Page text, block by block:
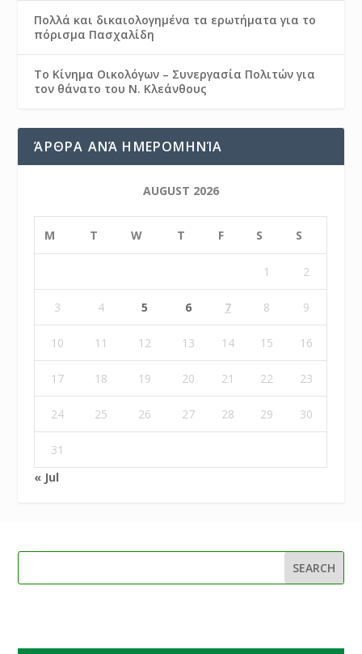
Πολλά και δικαιολογημένα τα ερωτήματα για το
πόρισμα Πασχαλίδη
Το Κίνημα Οικολόγων – Συνεργασία Πολιτών για
τον θάνατο του Ν. Κλεάνθους
ΆΡΘΡΑ ΑΝΆ ΗΜΕΡΟΜΗΝΊΑ
AUGUST 2026
M T W T F S S
1 2
3 4 5 6 7 8 9
10 11 12 13 14 15 16
17 18 19 20 21 22 23
24 25 26 27 28 29 30
31
« Jul